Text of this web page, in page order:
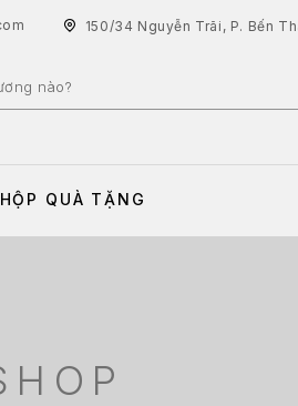
150/34 Nguyễn Trãi, P. Bến
HỘP QUÀ TẶNG